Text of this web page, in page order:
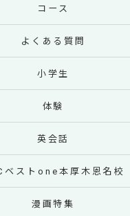
コース
よくある質問
小学生
体験
英会話
ベストone本厚木恩名校
漫画特集